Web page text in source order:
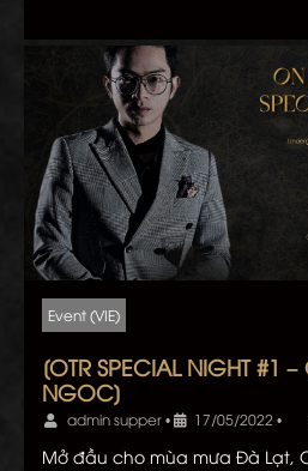
Event (VIE)
[OTR SPECIAL NIGHT #1 –
NGOC]
admin supper• 17/05/2022 •
Mở đầu cho mùa mưa Đà Lạt,